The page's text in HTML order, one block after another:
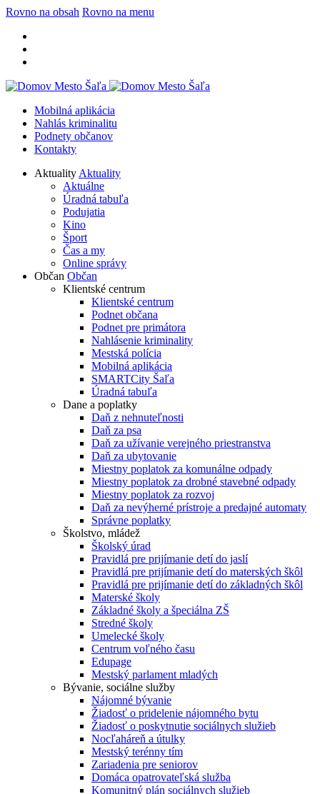
Rovno na obsah Rovno na menu
Mobilná aplikácia
Nahlás kriminalitu
Podnety občanov
Kontakty
Aktuality Aktuality
Aktuálne
Úradná tabuľa
Podujatia
Kino
Šport
Čas a my
Online správy
Občan Občan
Klientské centrum
Klientské centrum
Podnet občana
Podnet pre primátora
Nahlásenie kriminality
Mestská polícia
Mobilná aplikácia
SMARTCity Šaľa
Úradná tabuľa
Dane a poplatky
Daň z nehnuteľnosti
Daň za psa
Daň za užívanie verejného priestranstva
Daň za ubytovanie
Miestny poplatok za komunálne odpady
Miestny poplatok za drobné stavebné odpady
Miestny poplatok za rozvoj
Daň za nevýherné prístroje a predajné automaty
Správne poplatky
Školstvo, mládež
Školský úrad
Pravidlá pre prijímanie detí do jaslí
Pravidlá pre prijímanie detí do materských škôl
Pravidlá pre prijímanie detí do základných škôl
Materské školy
Základné školy a špeciálna ZŠ
Stredné školy
Umelecké školy
Centrum voľného času
Edupage
Mestský parlament mladých
Bývanie, sociálne služby
Nájomné bývanie
Žiadosť o pridelenie nájomného bytu
Žiadosť o poskytnutie sociálnych služieb
Nocľaháreň a útulky
Mestský terénny tím
Zariadenia pre seniorov
Domáca opatrovateľská služba
Komunitný plán sociálnych služieb